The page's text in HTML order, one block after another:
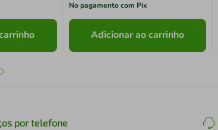
No pagamento com Pix
Adicionar ao carrinho
por telefone